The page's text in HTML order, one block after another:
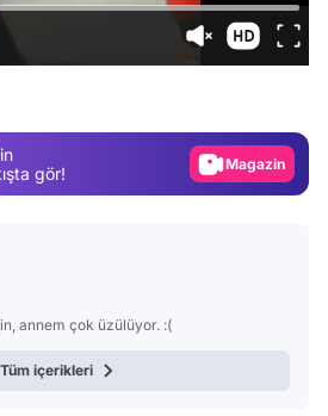
gör!
Video
Magazin
annem çok üzülüyor. :(
Tüm içerikleri